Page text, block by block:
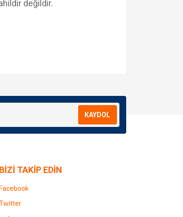
değildir.
KAYDOL
BİZİ TAKİP EDİN
Facebook